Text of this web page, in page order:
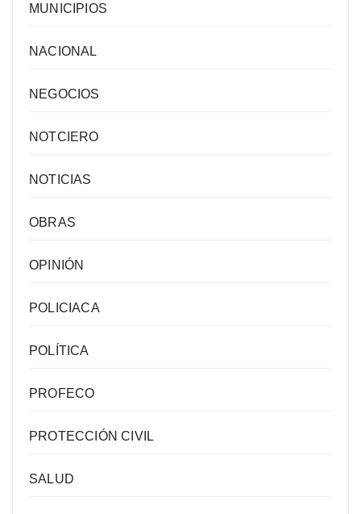
MUNICIPIOS
NACIONAL
NEGOCIOS
NOTCIERO
NOTICIAS
OBRAS
OPINIÓN
POLICIACA
POLÍTICA
PROFECO
PROTECCIÓN CIVIL
SALUD